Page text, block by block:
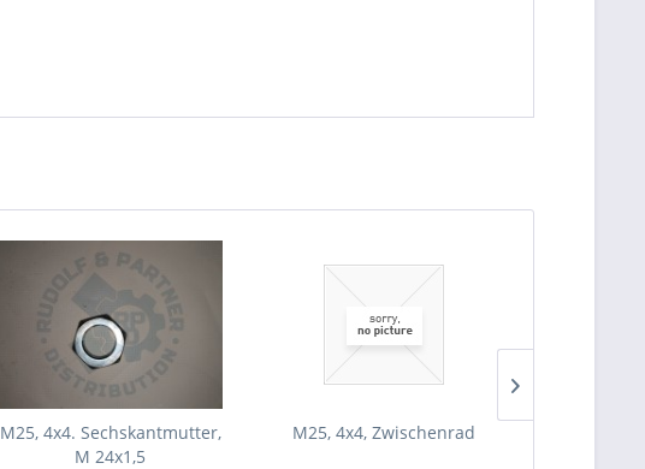
M25, 4x4. Sechskantmutter,
M 24x1,5
M25, 4x4, Zwischenrad